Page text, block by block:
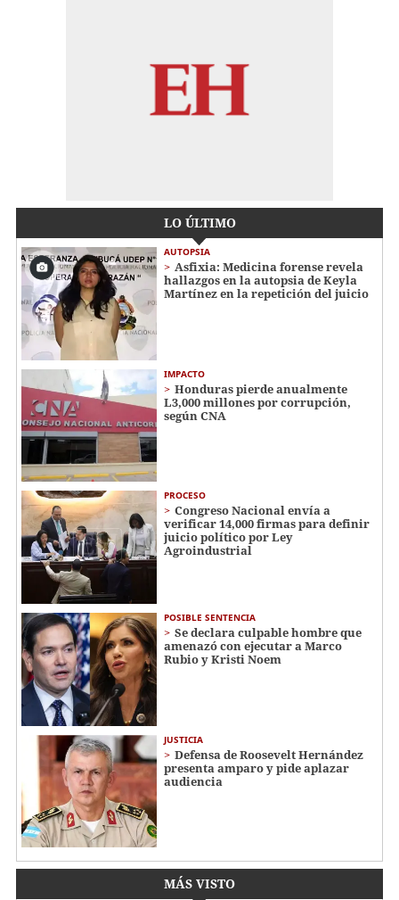
LO ÚLTIMO
AUTOPSIA
Asfixia: Medicina forense revela
hallazgos en la autopsia de Keyla
Martínez en la repetición del juicio
IMPACTO
Honduras pierde anualmente
L3,000 millones por corrupción,
según CNA
PROCESO
Congreso Nacional envía a
verificar 14,000 firmas para definir
juicio político por Ley
Agroindustrial
POSIBLE SENTENCIA
Se declara culpable hombre que
amenazó con ejecutar a Marco
Rubio y Kristi Noem
JUSTICIA
Defensa de Roosevelt Hernández
presenta amparo y pide aplazar
audiencia
MÁS VISTO